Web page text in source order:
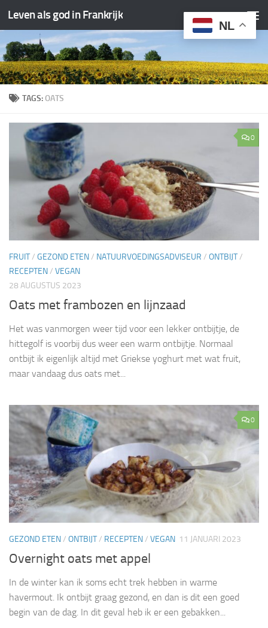
Doorgaan naar inhoud
Leven als god in Frankrijk
TAGS:OATS
0
FRUIT/ GEZOND ETEN/ NATUURVOEDINGSADVISEUR / ONTBIJT/
RECEPTEN/ VEGAN
28 AUGUSTUS 2023
Oats met frambozen en lijnzaad
Het was vanmorgen weer tijd voor een lekker ontbijtje, de
hittegolf is voorbij dus weer een warm ontbijtje. Normaal
ontbijt ik eigenlijk altijd met Griekse yoghurt met wat fruit,
maar vandaag dus oats met...
0
GEZOND ETEN/ ONTBIJT/ RECEPTEN/ VEGAN 11 JANUARI 2023
Overnight oats met appel
In de winter kan ik soms echt trek hebben in warme
havermout. Ik ontbijt graag gezond, en dan is dit een goed
begin van de dag. In dit geval heb ik er een gebakken...
NL